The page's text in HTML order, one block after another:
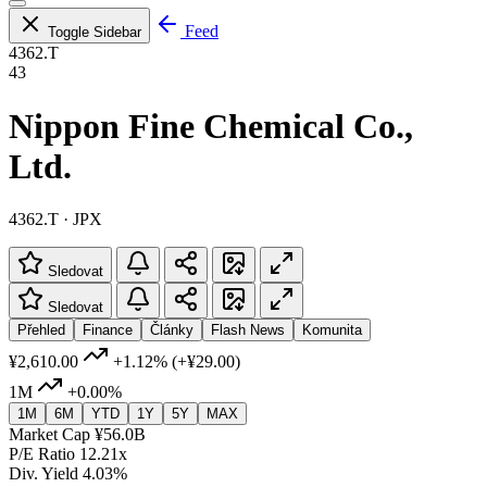
Toggle Sidebar
Feed
4362.T
43
Nippon Fine Chemical Co.,
Ltd.
4362.T · JPX
Sledovat
Sledovat
Přehled
Finance Články Flash News Komunita
¥2,610.00 +1.12% (+¥29.00)
1M
+0.00%
1M 6M YTD 1Y 5Y MAX
Market Cap ¥56.0B
P/E Ratio 12.21x
Div. Yield 4.03%